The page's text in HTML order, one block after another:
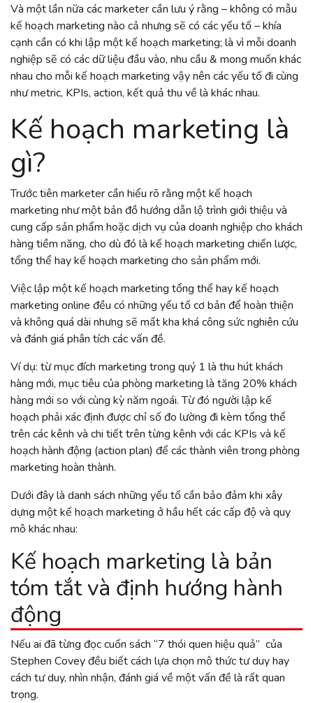
Và một lần nữa các marketer cần lưu ý rằng – không có mẫu
kế hoạch marketing nào cả nhưng sẽ có các yếu tố – khía
cạnh cần có khi lập một kế hoạch marketing; là vì mỗi doanh
nghiệp sẽ có các dữ liệu đầu vào, nhu cầu & mong muốn khác
nhau cho mỗi kế hoạch marketing vậy nên các yếu tố đi cùng
như metric, KPIs, action, kết quả thu về là khác nhau.
Kế hoạch marketing là
gì?
Trước tiên marketer cần hiểu rõ rằng một kế hoạch
marketing như một bản đồ hướng dẫn lộ trình giới thiệu và
cung cấp sản phẩm hoặc dịch vụ của doanh nghiệp cho khách
hàng tiềm năng, cho dù đó là kế hoạch marketing chiến lược,
tổng thể hay kế hoạch marketing cho sản phẩm mới.
Việc lập một kế hoạch marketing tổng thể hay kế hoạch
marketing online đều có những yếu tố cơ bản để hoàn thiện
và không quá dài nhưng sẽ mất kha khá công sức nghiên cứu
và đánh giá phân tích các vấn đề.
Ví dụ: từ mục đích marketing trong quý 1 là thu hút khách
hàng mới, mục tiêu của phòng marketing là tăng 20% khách
hàng mới so với cùng kỳ năm ngoái. Từ đó người lập kế
hoạch phải xác định được chỉ số đo lường đi kèm tổng thể
trên các kênh và chi tiết trên từng kênh với các KPIs và kế
hoạch hành động (action plan) để các thành viên trong phòng
marketing hoàn thành.
Dưới đây là danh sách những yếu tố cần bảo đảm khi xây
dựng một kế hoạch marketing ở hầu hết các cấp độ và quy
mô khác nhau:
Kế hoạch marketing là bản
tóm tắt và định hướng hành
động
Nếu ai đã từng đọc cuốn sách “7 thói quen hiệu quả” của
Stephen Covey đều biết cách lựa chọn mô thức tư duy hay
cách tư duy, nhìn nhận, đánh giá về một vấn đề là rất quan
trọng.